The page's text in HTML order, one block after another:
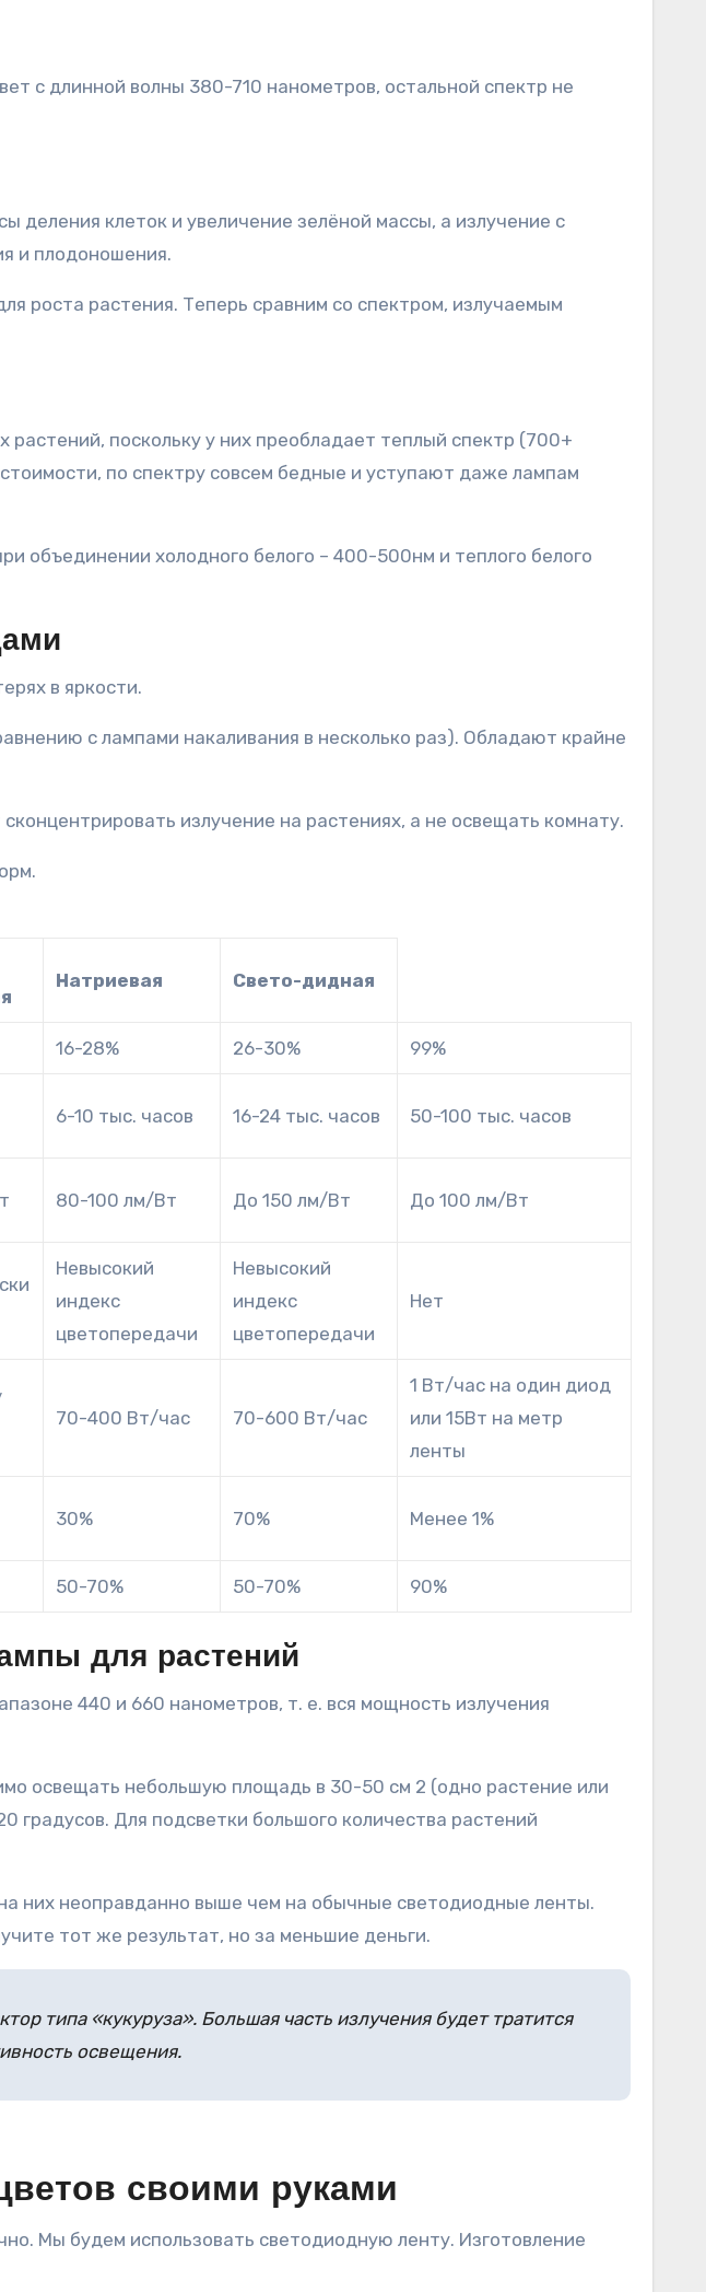
с длинной волны 380-710 нанометров, остальной спектр не
деления клеток и увеличение зелёной массы, а излучение с
и плодоношения.
роста растения. Теперь сравним со спектром, излучаемым
поскольку у них преобладает теплый спектр (700+
по спектру совсем бедные и уступают даже лампам
объединении холодного белого – 400-500нм и теплого белого
в яркости.
с лампами накаливания в несколько раз). Обладают крайне
излучение на растениях, а не освещать комнату.
Натриевая Свето-дидная
16-28% 26-30% 99%
6-10 тыс. часов 16-24 тыс. часов 50-100 тыс. часов
80-100 лм/Вт До 150 лм/Вт До 100 лм/Вт
Невысокий
индекс
цветопередачи
Невысокий
индекс
цветопередачи
Нет
70-400 Вт/час 70-600 Вт/час
1 Вт/час на один диод
или 15Вт на метр
ленты
30% 70% Менее 1%
50-70% 50-70% 90%
для растений
440 и 660 нанометров, т. е. вся мощность излучения
освещать небольшую площадь в 30-50 см 2 (одно растение или
градусов. Для подсветки большого количества растений
них неоправданно выше чем на обычные светодиодные ленты.
тот же результат, но за меньшие деньги.
типа «кукуруза». Большая часть излучения будет тратится
освещения.
своими руками
Мы будем использовать светодиодную ленту. Изготовление